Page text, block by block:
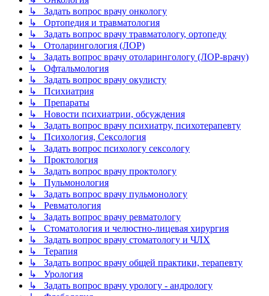
↳ Задать вопрос врачу онкологу
↳ Ортопедия и травматология
↳ Задать вопрос врачу травматологу, ортопеду
↳ Отоларингология (ЛОР)
↳ Задать вопрос врачу отоларингологу (ЛОР-врачу)
↳ Офтальмология
↳ Задать вопрос врачу окулисту
↳ Психиатрия
↳ Препараты
↳ Новости психиатрии, обсуждения
↳ Задать вопрос врачу психиатру, психотерапевту
↳ Психология, Сексология
↳ Задать вопрос психологу сексологу
↳ Проктология
↳ Задать вопрос врачу проктологу
↳ Пульмонология
↳ Задать вопрос врачу пульмонологу
↳ Ревматология
↳ Задать вопрос врачу ревматологу
↳ Стоматология и челюстно-лицевая хирургия
↳ Задать вопрос врачу стоматологу и ЧЛХ
↳ Терапия
↳ Задать вопрос врачу общей практики, терапевту
↳ Урология
↳ Задать вопрос врачу урологу - андрологу